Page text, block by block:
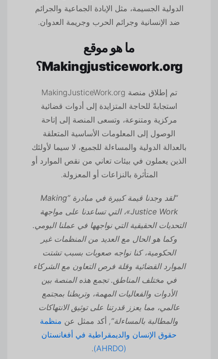
الدولية الجسيمة، مثل الإبادة الجماعية والجرائم
ضد الإنسانية وجرائم الحرب وجريمة العدوان.
ما هو موقع
Makingjusticework.org؟
تم إطلاق منصة MakingJusticeWork.org
استجابةً للحاجة المتزايدة إلى أدوات قضائية
مركزية ومتنوعة، وتسعى المنصة إلى إتاحة
الوصول إلى المعلومات الأساسية المتعلقة
بالعدالة الدولية والمساءلة للجميع، لا سيما لأولئك
الذين يعملون في بيئات تعاني من نقص الموارد أو
المتأثرة بالنزاعات أو المعزولة.
“لقد وجدنا قيمة كبيرة في مبادرة ”Making
Justice Work»، التي تساعدنا على مواجهة
التحديات الحقيقية التي نواجهها في عملنا اليومي.
وكما هو الحال مع العديد من المنظمات غير
الحكومية، كنا نواجه صعوبات بسبب تشتت
الموارد القضائية وقلة فرص التعاون مع الشركاء
في مختلف المناطق. تجمع هذه المنصة بين
الأدوات والفعاليات المهمة، وتربطنا بمجتمع
عالمي، مما يعزز قدرتنا على توثيق الانتهاكات
والمطالبة بالمساءلة”, أكد ممثل عن منظمة
حقوق الإنسان والديمقراطية في أفغانستان
(AHRDO)
.